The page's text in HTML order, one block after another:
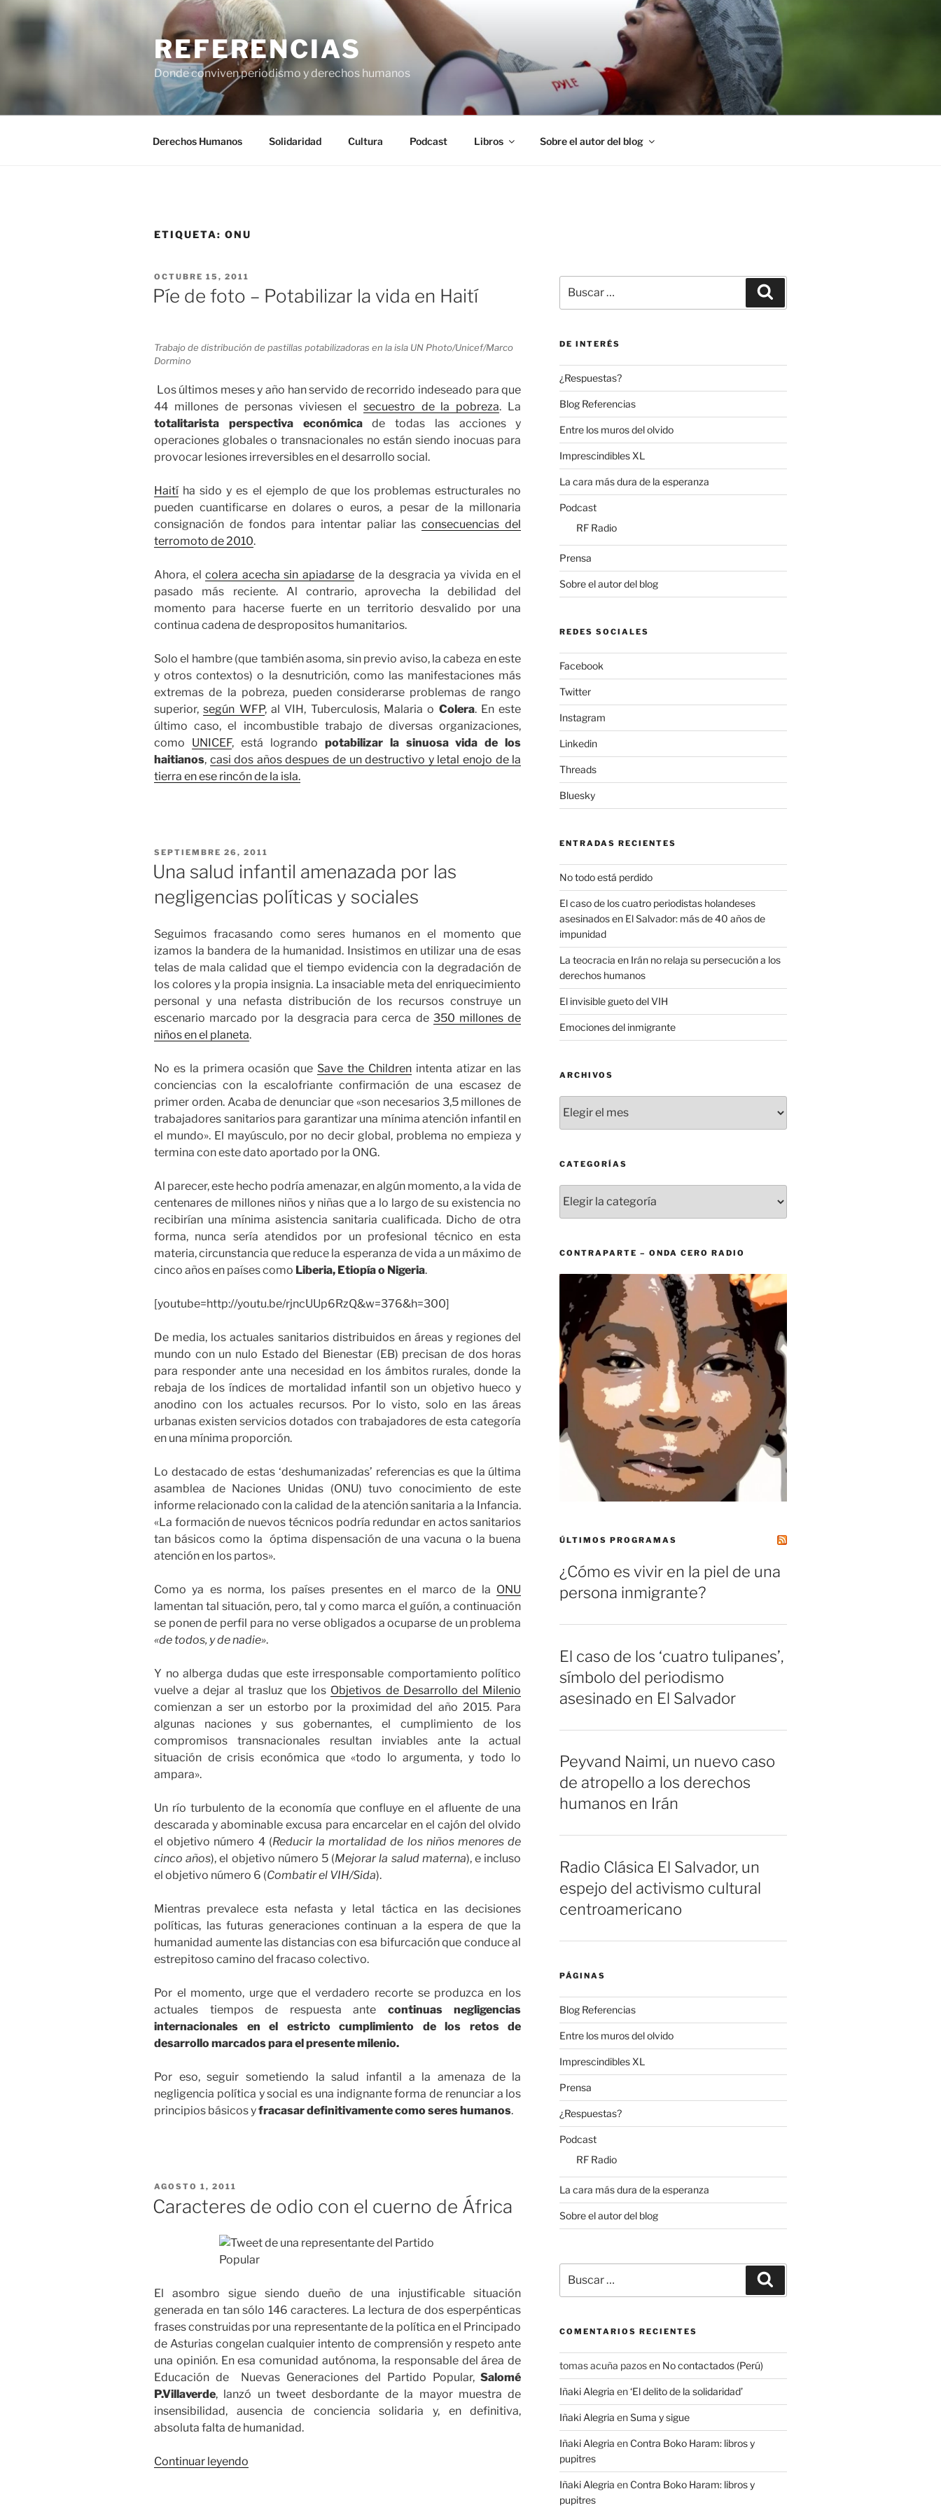
Saltar
REFERENCIAS
Donde conviven periodismo y derechos humanos
Derechos Humanos Solidaridad Cultura Podcast Libros Sobre el autor del blog
ETIQUETA: ONU
PUBLICADO
EL
OCTUBRE 15, 2011
Píe de foto – Potabilizar la vida en Haití
Trabajo de distribución de pastillas potabilizadoras en la isla UN Photo/Unicef/Marco
Dormino
Los últimos meses y año han servido de recorrido indeseado para que
44 millones de personas viviesen el secuestro de la pobreza. La
totalitarista perspectiva económicade todas las acciones y
operaciones globales o transnacionales no están siendo inocuas para
provocar lesiones irreversibles en el desarrollo social.
Haití ha sido y es el ejemplo de que los problemas estructurales no
pueden cuantificarse en dolares o euros, a pesar de la millonaria
consignación de fondos para intentar paliar lasconsecuencias del
terromoto de 2010.
Ahora, elcolera acecha sin apiadarse de la desgracia ya vivida en el
pasado más reciente. Al contrario, aprovecha la debilidad del
momento para hacerse fuerte en un territorio desvalido por una
continua cadena de despropositos humanitarios.
Solo el hambre (que también asoma, sin previo aviso, la cabeza en este
y otros contextos) o la desnutrición, como las manifestaciones más
extremas de la pobreza, pueden considerarse problemas de rango
superior,según WFP, al VIH, Tuberculosis, Malaria o Colera. En este
último caso, el incombustible trabajo de diversas organizaciones,
como UNICEF, está logrando potabilizar la sinuosa vida de los
haitianos, casi dos años despues de un destructivo y letal enojo de la
tierra en ese rincón de la isla.
PUBLICADO
EL
SEPTIEMBRE 26, 2011
Una salud infantil amenazada por las
negligencias políticas y sociales
Seguimos fracasando como seres humanos en el momento que
izamos la bandera de la humanidad. Insistimos en utilizar una de esas
telas de mala calidad que el tiempo evidencia con la degradación de
los colores y la propia insignia. La insaciable meta del enriquecimiento
personal y una nefasta distribución de los recursos construye un
escenario marcado por la desgracia para cerca de 350 millones de
niños en el planeta.
No es la primera ocasión que Save the Childrenintenta atizar en las
conciencias con la escalofriante confirmación de una escasez de
primer orden. Acaba de denunciar que «son necesarios 3,5 millones de
trabajadores sanitarios para garantizar una mínima atención infantil en
el mundo». El mayúsculo, por no decir global, problema no empieza y
termina con este dato aportado por la ONG.
Al parecer, este hecho podría amenazar, en algún momento, a la vida de
centenares de millones niños y niñas que a lo largo de su existencia no
recibirían una mínima asistencia sanitaria cualificada. Dicho de otra
forma, nunca sería atendidos por un profesional técnico en esta
materia, circunstancia que reduce la esperanza de vida a un máximo de
cinco años en países como Liberia, Etiopía o Nigeria.
[youtube=http://youtu.be/rjncUUp6RzQ&w=376&h=300]
De media, los actuales sanitarios distribuidos en áreas y regiones del
mundo con un nulo Estado del Bienestar (EB) precisan de dos horas
para responder ante una necesidad en los ámbitos rurales, donde la
rebaja de los índices de mortalidad infantil son un objetivo hueco y
anodino con los actuales recursos. Por lo visto, solo en las áreas
urbanas existen servicios dotados con trabajadores de esta categoría
en una mínima proporción.
Lo destacado de estas ‘deshumanizadas’ referencias es que la última
asamblea de Naciones Unidas (ONU) tuvo conocimiento de este
informe relacionado con la calidad de la atención sanitaria a la Infancia.
«La formación de nuevos técnicos podría redundar en actos sanitarios
tan básicos como la óptima dispensación de una vacuna o la buena
atención en los partos».
Como ya es norma, los países presentes en el marco de la ONU
lamentan tal situación, pero, tal y como marca el guíón, a continuación
se ponen de perfil para no verse obligados a ocuparse de un problema
«de todos, y de nadie».
Y no alberga dudas que este irresponsable comportamiento político
vuelve a dejar al trasluz que los Objetivos de Desarrollo del Milenio
comienzan a ser un estorbo por la proximidad del año 2015. Para
algunas naciones y sus gobernantes, el cumplimiento de los
compromisos transnacionales resultan inviables ante la actual
situación de crisis económica que «todo lo argumenta, y todo lo
ampara».
Un río turbulento de la economía que confluye en el afluente de una
descarada y abominable excusa para encarcelar en el cajón del olvido
el objetivo número 4 (Reducir la mortalidad de los niños menores de
cinco años), el objetivo número 5 (Mejorar la salud materna), e incluso
el objetivo número 6 (Combatir el VIH/Sida).
Mientras prevalece esta nefasta y letal táctica en las decisiones
políticas, las futuras generaciones continuan a la espera de que la
humanidad aumente las distancias con esa bifurcación que conduce al
estrepitoso camino del fracaso colectivo.
Por el momento, urge que el verdadero recorte se produzca en los
actuales tiempos de respuesta ante continuas negligencias
internacionales en el estricto cumplimiento de los retos de
desarrollo marcados para el presente milenio.
Por eso, seguir sometiendo la salud infantil a la amenaza de la
negligencia política y social es una indignante forma de renunciar a los
principios básicos yfracasar definitivamente como seres humanos.
PUBLICADO
EL
AGOSTO 1, 2011
Caracteres de odio con el cuerno de África
El asombro sigue siendo dueño de una injustificable situación
generada en tan sólo 146 caracteres. La lectura de dos esperpénticas
frases construidas por una representante de la política en el Principado
de Asturias congelan cualquier intento de comprensión y respeto ante
una opinión. En esa comunidad autónoma, la responsable del área de
Educación de Nuevas Generaciones del Partido Popular,Salomé
P.Villaverde, lanzó un tweet desbordante de la mayor muestra de
insensibilidad, ausencia de conciencia solidaria y, en definitiva,
absoluta falta de humanidad.
Continuar leyendo
por:
DE INTERÉS
¿Respuestas?
Blog Referencias
Entre los muros del olvido
Imprescindibles XL
La cara más dura de la esperanza
Podcast
RF Radio
Prensa
Sobre el autor del blog
REDES SOCIALES
Facebook
Twitter
Instagram
Linkedin
Threads
Bluesky
ENTRADAS RECIENTES
No todo está perdido
El caso de los cuatro periodistas holandeses
asesinados en El Salvador: más de 40 años de
impunidad
La teocracia en Irán no relaja su persecución a los
derechos humanos
El invisible gueto del VIH
Emociones del inmigrante
ARCHIVOS
CATEGORÍAS
CONTRAPARTE – ONDA CERO RADIO
ÚLTIMOS PROGRAMAS
¿Cómo es vivir en la piel de una
persona inmigrante?
El caso de los ‘cuatro tulipanes’,
símbolo del periodismo
asesinado en El Salvador
Peyvand Naimi, un nuevo caso
de atropello a los derechos
humanos en Irán
Radio Clásica El Salvador, un
espejo del activismo cultural
centroamericano
PÁGINAS
Blog Referencias
Entre los muros del olvido
Imprescindibles XL
Prensa
¿Respuestas?
Podcast
RF Radio
La cara más dura de la esperanza
Sobre el autor del blog
por:
COMENTARIOS RECIENTES
tomas acuña pazosen No contactados (Perú)
Iñaki Alegria en‘El delito de la solidaridad’
Iñaki Alegria enSuma y sigue
Iñaki Alegria en Contra Boko Haram: libros y
pupitres
Iñaki Alegria en Contra Boko Haram: libros y
pupitres